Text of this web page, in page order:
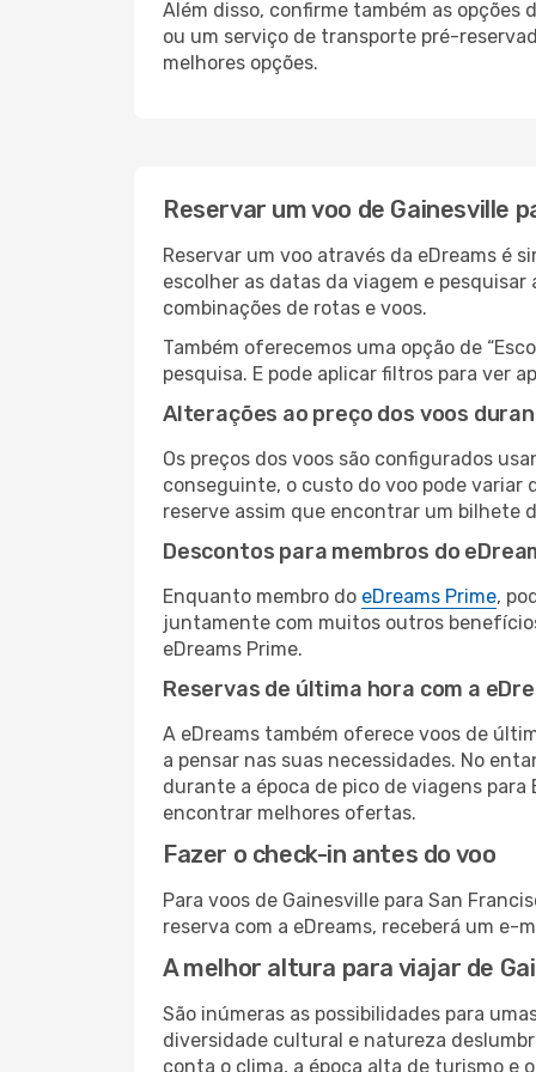
Além disso, confirme também as
ou um serviço de transporte pré-
melhores opções.
Reservar um voo de Gainesville
Reservar um voo através da eDreams é
escolher as datas da viagem e
combinações de rotas e voos.
Também oferecemos uma opção de
pesquisa. E pode aplicar filtros para ver
Alterações ao preço dos voos
Os preços dos voos são configurados
conseguinte, o custo do voo pode variar
reserve assim que encontrar um bilhete
Descontos para membros do
Enquanto membro do eDreams Prime,
juntamente com muitos outros
eDreams Prime.
Reservas de última hora com a
A eDreams também oferece voos de
a pensar nas suas necessidades. No
durante a época de pico de viagens
encontrar melhores ofertas.
Fazer o check-in antes do voo
Para voos de Gainesville para San
reserva com a eDreams, receberá um
A melhor altura para viajar de
São inúmeras as possibilidades para
diversidade cultural e natureza
conta o clima, a época alta de turismo e